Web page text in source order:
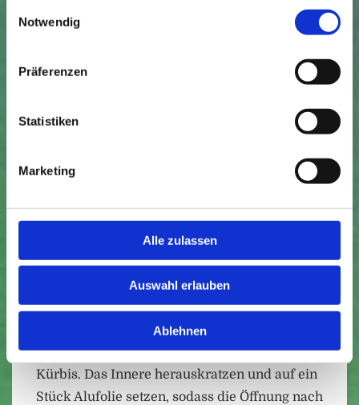
Notwendig
Präferenzen
Statistiken
Marketing
Alle zulassen
Auswahl erlauben
Ablehnen
Schweinebacke)
Gebratene Garnelen
Thymian
Olivenöl,
Meersalz
Kürbis- Benötigt wird ein halber Hokkaido-
Kürbis. Das Innere herauskratzen und auf ein
Stück Alufolie setzen, sodass die Öffnung nach